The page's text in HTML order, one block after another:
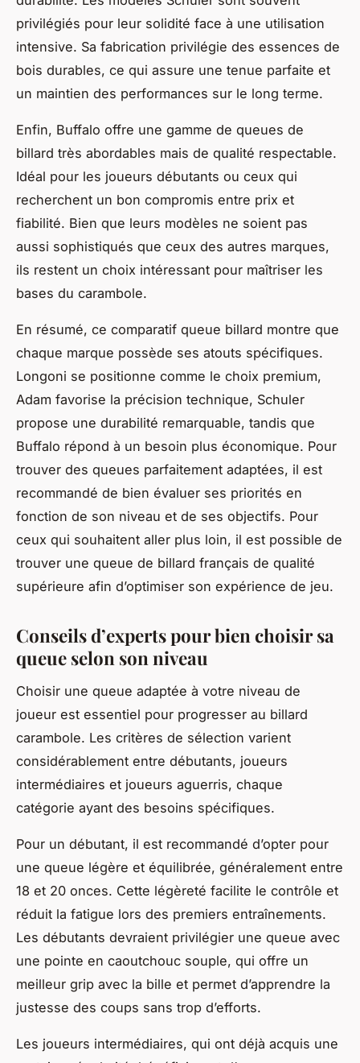
privilégiés pour leur solidité face à une utilisation
intensive. Sa fabrication privilégie des essences de
bois durables, ce qui assure une tenue parfaite et
un maintien des performances sur le long terme.
Enfin, Buffalo offre une gamme de queues de
billard très abordables mais de qualité respectable.
Idéal pour les joueurs débutants ou ceux qui
recherchent un bon compromis entre prix et
fiabilité. Bien que leurs modèles ne soient pas
aussi sophistiqués que ceux des autres marques,
ils restent un choix intéressant pour maîtriser les
bases du carambole.
En résumé, ce comparatif queue billard montre que
chaque marque possède ses atouts spécifiques.
Longoni se positionne comme le choix premium,
Adam favorise la précision technique, Schuler
propose une durabilité remarquable, tandis que
Buffalo répond à un besoin plus économique. Pour
trouver des queues parfaitement adaptées, il est
recommandé de bien évaluer ses priorités en
fonction de son niveau et de ses objectifs. Pour
ceux qui souhaitent aller plus loin, il est possible de
trouver une queue de billard français de qualité
supérieure afin d’optimiser son expérience de jeu.
Conseils d’experts pour bien choisir sa
queue selon son niveau
Choisir une queue adaptée à votre niveau de
joueur est essentiel pour progresser au billard
carambole. Les critères de sélection varient
considérablement entre débutants, joueurs
intermédiaires et joueurs aguerris, chaque
catégorie ayant des besoins spécifiques.
Pour un débutant, il est recommandé d’opter pour
une queue légère et équilibrée, généralement entre
18 et 20 onces. Cette légèreté facilite le contrôle et
réduit la fatigue lors des premiers entraînements.
Les débutants devraient privilégier une queue avec
une pointe en caoutchouc souple, qui offre un
meilleur grip avec la bille et permet d’apprendre la
justesse des coups sans trop d’efforts.
Les joueurs intermédiaires, qui ont déjà acquis une